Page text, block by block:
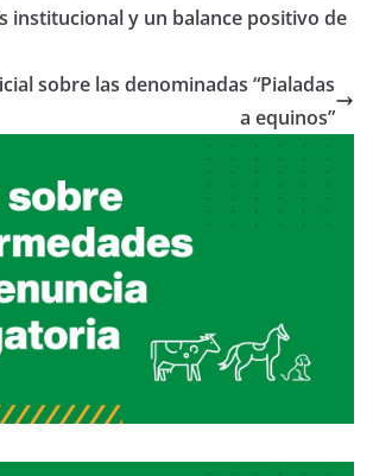
institucional y un balance positivo de
sobre las denominadas “Pialadas
a equinos”